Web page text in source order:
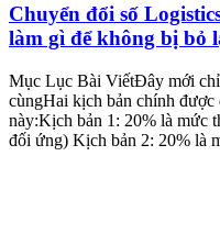
Chuyển đổi số
làm gì để không bị bỏ
Mục Lục Bài ViếtĐây mới
cùngHai kịch bản chính được
này:Kịch bản 1: 20% là mức
đối ứng) Kịch bản 2: 20% là